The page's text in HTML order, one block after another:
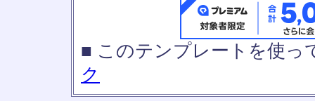
■ このテンプレートを使
ク